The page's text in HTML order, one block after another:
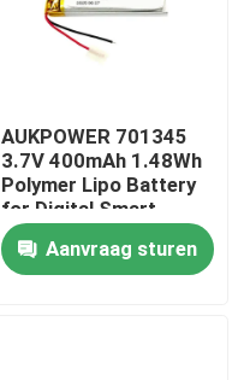
AUKPOWER 701345
3.7V 400mAh 1.48Wh
Polymer Lipo Battery
for Digital Smart
Speakers Bluetooth
Earphones and Facial
Cleansing Devices
Aanvraag sturen